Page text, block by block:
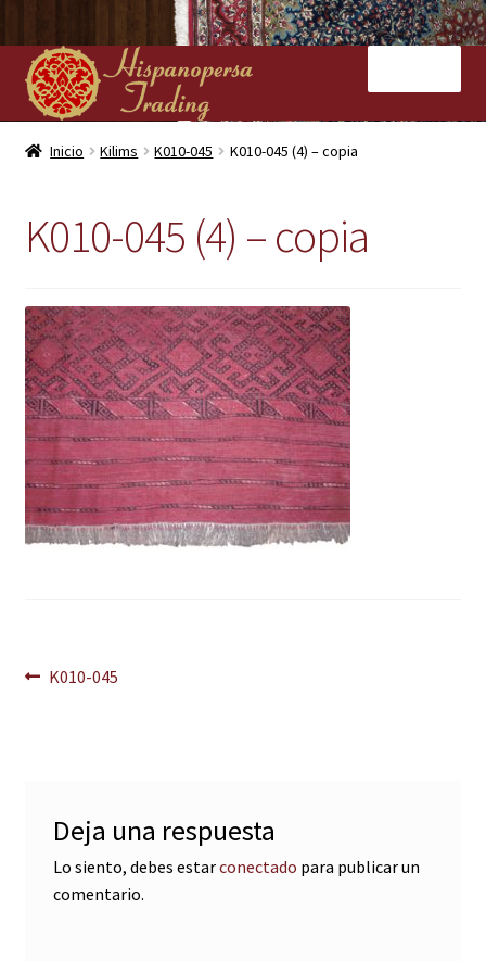
Ir
a
la
navegación
Ir
al
contenido
Inicio
Kilims
Contacto
Inicio Kilims K010-045 K010-045 (4) – copia
K010-045 (4) – copia
Navegación
Anterior:
K010-045
Deja una respuesta
Lo siento, debes estarconectado para publicar un
comentario.